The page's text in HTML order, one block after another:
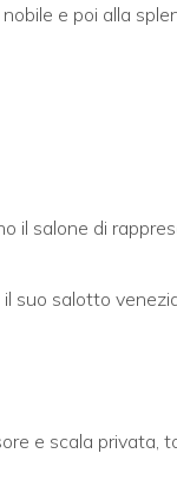
e poi alla
il salone di
suo salotto
e scala privata,